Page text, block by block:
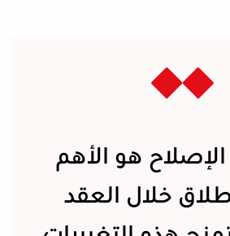
هو الأهم
خلال العقد